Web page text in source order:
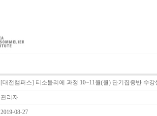
[대전캠퍼스] 티소믈리에 과정 10~11월(월) 단기집중반 수강
관리자
2019-08-27